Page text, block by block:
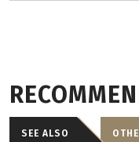
SEE ALSO